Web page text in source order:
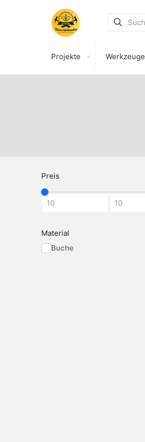
Projekte Werkzeuge
Preis
Material
Buche